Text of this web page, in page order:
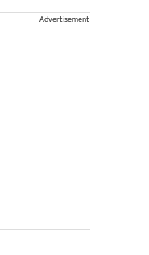
Advertisement